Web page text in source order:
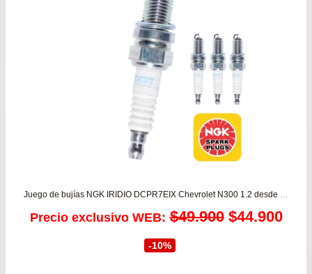
Juego de bujías NGK IRIDIO DCPR7EIX Chevrolet N300 1.2 desde 2011 a 2020 – Chevrolet N400 1.5 Max desde 2020 a 2025
Precio exclusivo WEB: $49.900 El
$44.900El
-10%